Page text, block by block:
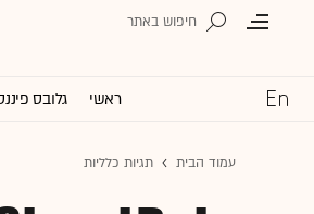
ראשי גלובס
עמוד הבית תגיות כלליות